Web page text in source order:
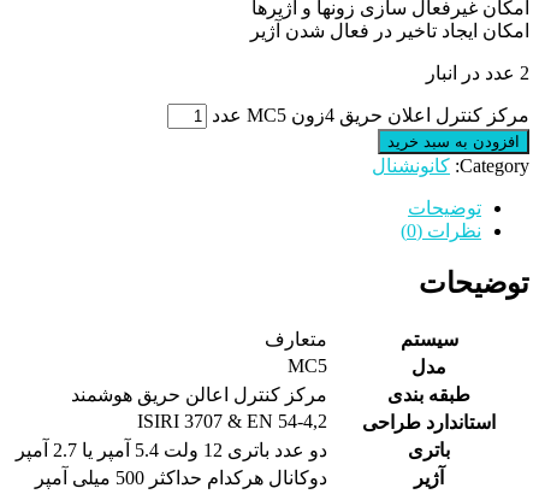
امکان غیرفعال سازی زونها و آژیرها
امکان ایجاد تاخیر در فعال شدن آژیر
2 عدد در انبار
مرکز کنترل اعلان حریق 4زون MC5 عدد
افزودن به سبد خرید
Category: کانونشنال
توضیحات
نظرات (0)
توضیحات
سیستم
متعارف
مدل
MC5
طبقه بندی
مرکز کنترل اعالن حریق هوشمند
استاندارد طراحی
ISIRI 3707 & EN 54-4,2
باتری
دو عدد باتری 12 ولت 5.4 آمپر یا 2.7 آمپر
آژیر
دوکانال هرکدام حداکثر 500 میلی آمپر